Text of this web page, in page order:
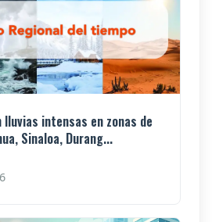
intensas en zonas de
Sinaloa, Durang...